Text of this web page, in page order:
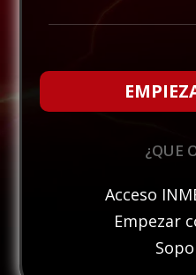
¿QUE
Acceso
Empezar